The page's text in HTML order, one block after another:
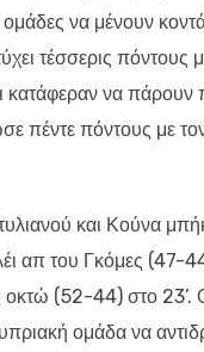
ομάδες να μένουν
τέσσερις πόντους
να πάρουν
πέντε πόντους με
και Κούνα
απ του Γκόμες (47-
οκτώ (52-44) στο
ομάδα να